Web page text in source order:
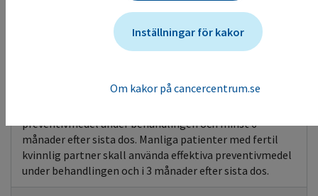
Rygg och ledsmärta vanligt.
Elektrolytrubbningar vanligt.
sacituzumabgovitekan orsaka teratogena effekter eller
preventivmedel under behandlingen och minst 6
månader efter sista dos. Manliga patienter med fertil
kvinnlig partner skall använda effektiva preventivmedel
under behandlingen och i 3 månader efter sista dos.
Inställningar för kakor
Om kakor på cancercentrum.se